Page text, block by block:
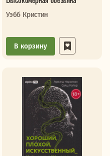
Уэбб Кристин
В корзину